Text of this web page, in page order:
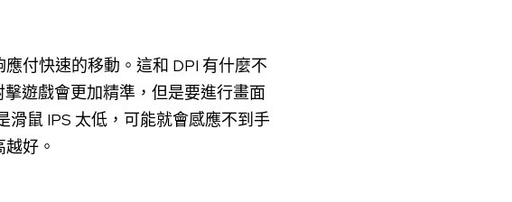
付快速的移動。這和 DPI 有什麼不
遊戲會更加精準，但是要進行畫面
鼠 IPS 太低，可能就會感應不到手
好。